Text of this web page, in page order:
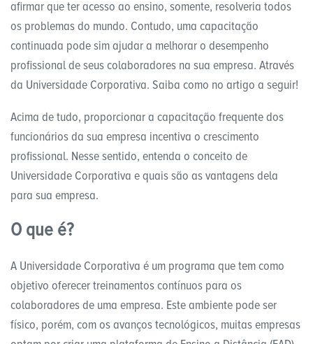
afirmar que ter acesso ao ensino, somente, resolveria todos
os problemas do mundo. Contudo, uma capacitação
continuada pode sim ajudar a melhorar o desempenho
profissional de seus colaboradores na sua empresa. Através
da Universidade Corporativa. Saiba como no artigo a seguir!
Acima de tudo, proporcionar a capacitação frequente dos
funcionários da sua empresa incentiva o crescimento
profissional. Nesse sentido, entenda o conceito de
Universidade Corporativa e quais são as vantagens dela
para sua empresa.
O que é?
A Universidade Corporativa é um programa que tem como
objetivo oferecer treinamentos contínuos para os
colaboradores de uma empresa. Este ambiente pode ser
físico, porém, com os avanços tecnológicos, muitas empresas